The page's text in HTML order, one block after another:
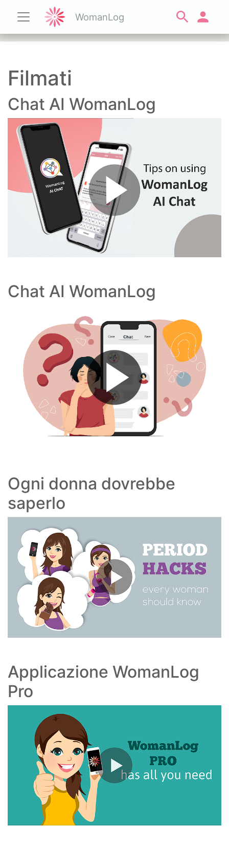
WomanLog
Filmati
Chat AI WomanLog
Chat AI WomanLog
Ogni donna dovrebbe
saperlo
Applicazione WomanLog
Pro